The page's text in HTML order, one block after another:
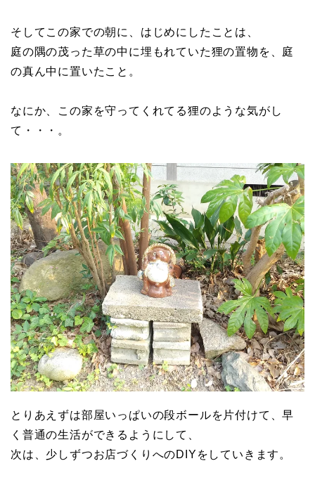
そしてこの家での朝に、はじめにしたことは、
庭の隅の茂った草の中に埋もれていた狸の置物を、庭
の真ん中に置いたこと。
なにか、この家を守ってくれてる狸のような気がし
て・・・。
とりあえずは部屋いっぱいの段ボールを片付けて、早
く普通の生活ができるようにして、
次は、少しずつお店づくりへのDIYをしていきます。